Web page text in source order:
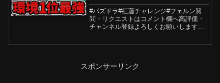
回！灼熱ガン無視！編成・代用・
立ち回り解説！葬送のフリーレン
コラボ【パズドラ】
#パズドラ#紅蓮チャレンジ#フェルン質
問・リクエストはコメント欄へ高評価・
チャンネル登録よろしくお願いします！
スポンサーリンク